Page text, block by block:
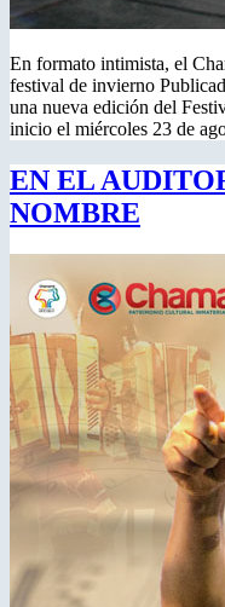
En formato intimista, el
festival de invierno
una nueva edición del
inicio el miércoles 23 de
EN EL
NOMBRE